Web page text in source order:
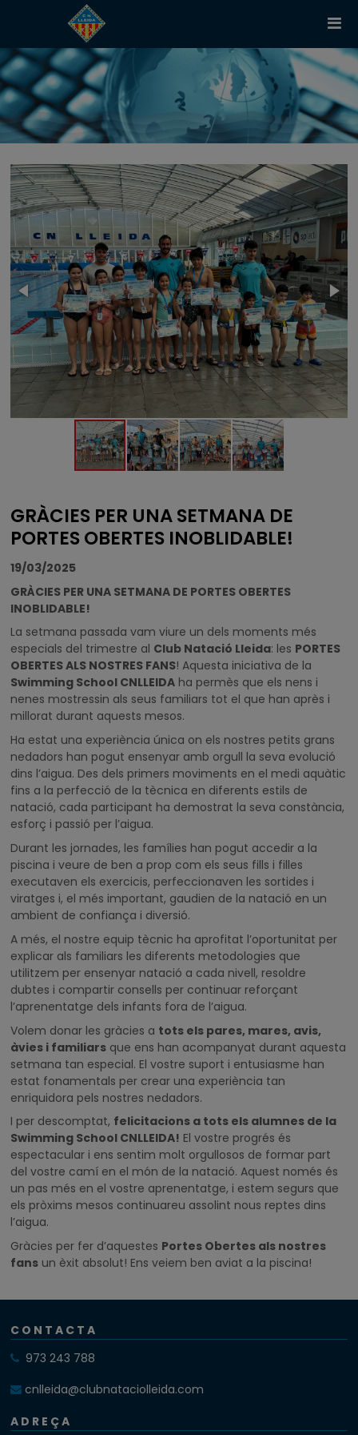
GRÀCIES PER UNA SETMANA DE
PORTES OBERTES INOBLIDABLE!
19/03/2025
GRÀCIES PER UNA SETMANA DE PORTES OBERTES
INOBLIDABLE!
La setmana passada vam viure un dels moments més
especials del trimestre al Club Natació Lleida: les PORTES
OBERTES ALS NOSTRES FANS! Aquesta iniciativa de la
Swimming School CNLLEIDA ha permès que els nens i
nenes mostressin als seus familiars tot el que han après i
millorat durant aquests mesos.
Ha estat una experiència única on els nostres petits grans
nedadors han pogut ensenyar amb orgull la seva evolució
dins l’aigua. Des dels primers moviments en el medi aquàtic
fins a la perfecció de la tècnica en diferents estils de
natació, cada participant ha demostrat la seva constància,
esforç i passió per l’aigua.
Durant les jornades, les famílies han pogut accedir a la
piscina i veure de ben a prop com els seus fills i filles
executaven els exercicis, perfeccionaven les sortides i
viratges i, el més important, gaudien de la natació en un
ambient de confiança i diversió.
A més, el nostre equip tècnic ha aprofitat l’oportunitat per
explicar als familiars les diferents metodologies que
utilitzem per ensenyar natació a cada nivell, resoldre
dubtes i compartir consells per continuar reforçant
l’aprenentatge dels infants fora de l’aigua.
Volem donar les gràcies a tots els pares, mares, avis,
àvies i familiars que ens han acompanyat durant aquesta
setmana tan especial. El vostre suport i entusiasme han
estat fonamentals per crear una experiència tan
enriquidora pels nostres nedadors.
I per descomptat, felicitacions a tots els alumnes de la
Swimming School CNLLEIDA! El vostre progrés és
espectacular i ens sentim molt orgullosos de formar part
del vostre camí en el món de la natació. Aquest només és
un pas més en el vostre aprenentatge, i estem segurs que
els pròxims mesos continuareu assolint nous reptes dins
l’aigua.
Gràcies per fer d’aquestes Portes Obertes als nostres
fans un èxit absolut! Ens veiem ben aviat a la piscina!
CONTACTA
973 243 788
cnlleida@clubnataciolleida.com
ADREÇA